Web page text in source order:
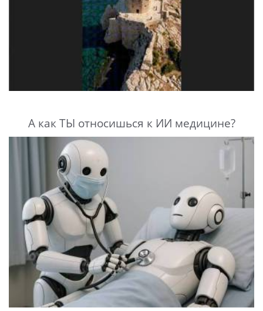
А как ТЫ относишься к ИИ медицине?